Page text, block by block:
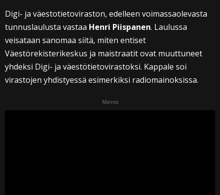
Digi- ja väestotietoviraston, edelleen voimassaolevasta
tunnuslaulusta vastaa Henri Piispanen. Laulussa
veisataan sanomaa siitä, miten entiset
Väestörekisterikeskus ja maistraatit ovat muuttuneet
yhdeksi Digi- ja väestötietovirastoksi. Kappale soi
virastojen yhdistyessä esimerkiksi radiomainoksissa.
Mainos